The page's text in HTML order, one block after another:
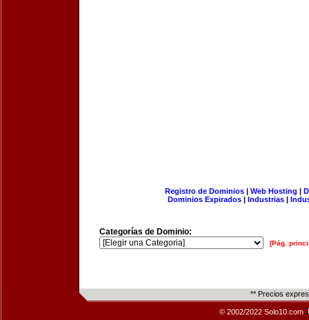
Registro de Dominios| Web Hosting |
Dominios Expirados | Industrias |
Categorías de Dominio:
[Pág.
** Precios
© 2002/2022 Solo10.com